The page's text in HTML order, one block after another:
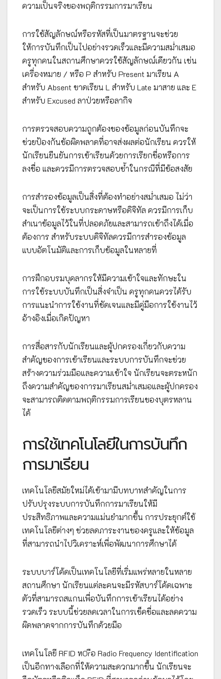
ความเป็นจริงของพฤติกรรมการมาเรียน
การใช้สัญลักษณ์หรือรหัสที่เป็นมาตรฐานจะช่วย
ให้การบันทึกเป็นไปอย่างรวดเร็วและมีความสม่ำเสมอ
ครูทุกคนในสถานศึกษาควรใช้สัญลักษณ์เดียวกัน เช่น
เครื่องหมาย / หรือ P สำหรับ Present มาเรียน A
สำหรับ Absent ขาดเรียน L สำหรับ Late มาสาย และ E
สำหรับ Excused ลาป่วยหรือลากิจ
การตรวจสอบความถูกต้องของข้อมูลก่อนบันทึกจะ
ช่วยป้องกันข้อผิดพลาดที่อาจส่งผลต่อนักเรียน ควรให้
นักเรียนยืนยันการเข้าเรียนด้วยการเรียกชื่อหรือการ
ลงชื่อ และควรมีการตรวจสอบซ้ำในกรณีที่มีข้อสงสัย
การสำรองข้อมูลเป็นสิ่งที่ต้องทำอย่างสม่ำเสมอ ไม่ว่า
จะเป็นการใช้ระบบกระดาษหรือดิจิทัล ควรมีการเก็บ
สำเนาข้อมูลไว้ในที่ปลอดภัยและสามารถเข้าถึงได้เมื่อ
ต้องการ สำหรับระบบดิจิทัลควรมีการสำรองข้อมูล
แบบอัตโนมัติและการเก็บข้อมูลในหลายที่
การฝึกอบรมบุคลากรให้มีความเข้าใจและทักษะใน
การใช้ระบบบันทึกเป็นสิ่งจำเป็น ครูทุกคนควรได้รับ
การแนะนำการใช้งานที่ชัดเจนและมีคู่มือการใช้งานไว้
อ้างอิงเมื่อเกิดปัญหา
การสื่อสารกับนักเรียนและผู้ปกครองเกี่ยวกับความ
สำคัญของการเข้าเรียนและระบบการบันทึกจะช่วย
สร้างความร่วมมือและความเข้าใจ นักเรียนจะตระหนัก
ถึงความสำคัญของการมาเรียนสม่ำเสมอและผู้ปกครอง
จะสามารถติดตามพฤติกรรมการเรียนของบุตรหลาน
ได้
การใช้เทคโนโลยีในการบันทึก
การมาเรียน
เทคโนโลยีสมัยใหม่ได้เข้ามามีบทบาทสำคัญในการ
ปรับปรุงระบบการบันทึกการมาเรียนให้มี
ประสิทธิภาพและความแม่นยำมากขึ้น การประยุกต์ใช้
เทคโนโลยีต่างๆ ช่วยลดภาระงานของครูและให้ข้อมูล
ที่สามารถนำไปวิเคราะห์เพื่อพัฒนาการศึกษาได้
ระบบบาร์โค้ดเป็นเทคโนโลยีที่เริ่มแพร่หลายในหลาย
สถานศึกษา นักเรียนแต่ละคนจะมีรหัสบาร์โค้ดเฉพาะ
ตัวที่สามารถสแกนเพื่อบันทึกการเข้าเรียนได้อย่าง
รวดเร็ว ระบบนี้ช่วยลดเวลาในการเช็คชื่อและลดความ
ผิดพลาดจากการบันทึกด้วยมือ
เทคโนโลยี RFID หOrือ Radio Frequency Identification
เป็นอีกทางเลือกที่ให้ความสะดวกมากขึ้น นักเรียนจะ